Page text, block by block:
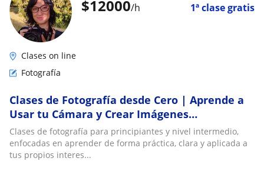
$12000/h 1ª clase gratis
Clases on line
Fotografía
Clases de Fotografía desde Cero | Aprende a
Usar tu Cámara y Crear Imágenes
Profesionales
Clases de fotografía para principiantes y nivel intermedio,
enfocadas en aprender de forma práctica, clara y aplicada a
tus propios interes...